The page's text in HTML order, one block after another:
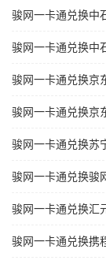
骏网一卡通兑换中
骏网一卡通兑换中
骏网一卡通兑换京
骏网一卡通兑换京
骏网一卡通兑换苏
骏网一卡通兑换骏
骏网一卡通兑换汇
骏网一卡通兑换携